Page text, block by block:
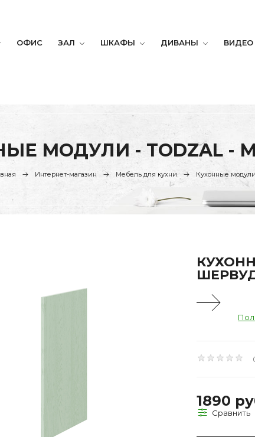
ОФИС ЗАЛ ШКАФЫ ДИВАНЫ ВИДЕО
МОДУЛИ - TODZAL -
Интернет-магазин Мебель для кухни Кухонные модули
1890